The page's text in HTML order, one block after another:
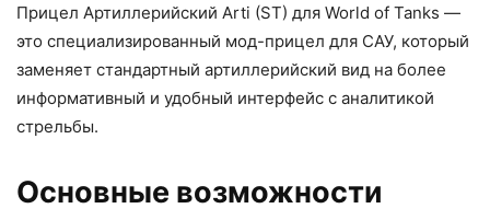
Прицел Артиллерийский Arti (ST) для World of Tanks —
это специализированный мод-прицел для САУ, который
заменяет стандартный артиллерийский вид на более
информативный и удобный интерфейс с аналитикой
стрельбы.​
Основные возможности